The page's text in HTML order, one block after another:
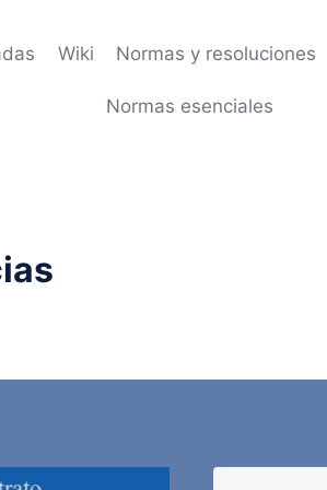
Wiki Normas y resoluciones
Normas esenciales